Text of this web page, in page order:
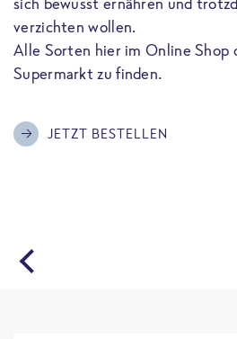
verzichten wollen.
Alle Sorten hier im Online Shop
Supermarkt zu finden.
JETZT BESTELLEN